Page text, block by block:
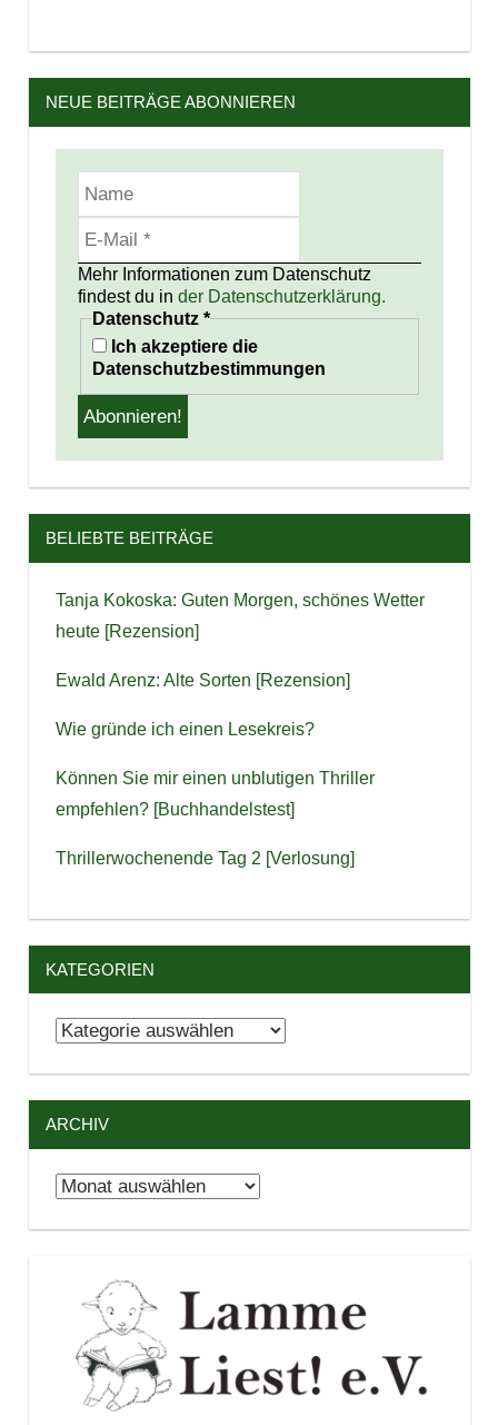
NEUE BEITRÄGE ABONNIEREN
Mehr Informationen zum Datenschutz
findest du in der Datenschutzerklärung.
Datenschutz *
Ich akzeptiere die
Datenschutzbestimmungen
BELIEBTE BEITRÄGE
Tanja Kokoska: Guten Morgen, schönes Wetter
heute [Rezension]
Ewald Arenz: Alte Sorten [Rezension]
Wie gründe ich einen Lesekreis?
Können Sie mir einen unblutigen Thriller
empfehlen? [Buchhandelstest]
Thrillerwochenende Tag 2 [Verlosung]
KATEGORIEN
Kategorien
ARCHIV
Archiv